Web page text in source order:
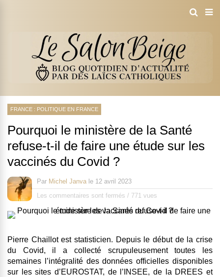
FRANCE : POLITIQUE EN FRANCE
Pourquoi le ministère de la Santé
refuse-t-il de faire une étude sur les
vaccinés du Covid ?
Par Michel Janva le 12 avril 2023
Les commentaires sont fermés / 771 vues
Pierre Chaillot est statisticien. Depuis le début de la crise
du Covid, il a collecté scrupuleusement toutes les
semaines l’intégralité des données officielles disponibles
sur les sites d’EUROSTAT, de l’INSEE, de la DREES et